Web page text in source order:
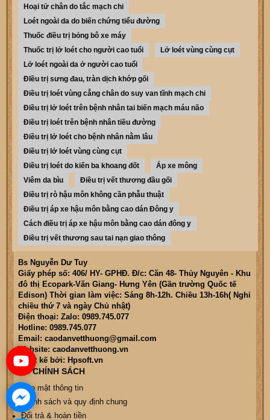
Hoại tử chân do tắc mạch chi
Loét ngoài da do biến chứng tiểu đường
Thuốc điều trị bỏng bô xe máy
Thuốc trị lở loét cho người cao tuổi
Lở loét vùng cùng cụt
Lở loét ngoài da ở người cao tuổi
ĐIều trị sưng đau, tràn dịch khớp gối
Điều trị loét vùng cẳng chân do suy van tĩnh mạch chi
Điều trị lở loét trên bệnh nhân tai biến mạch máu não
Điều trị loét trên bệnh nhân tiều đường
Điều trị lở loét cho bệnh nhân nằm lâu
Điều trị lở loét vùng cùng cụt
Điều trị loét do kiến ba khoang đốt
Áp xe mông
Viêm da bìu
Điều trị vết thương đầu gối
Điều trị rò hậu môn không cần phẫu thuật
Điều trị áp xe hậu môn bằng cao dán Đông y
Cách điều trị áp xe hậu môn bằng cao dán đông y
Điều trị vết thương sau tai nạn giao thông
Bs Nguyễn Dư Tuy
Giấy phép số: 406/ HY- GPHĐ. Đ/c: Căn 48- Thủy Nguyên - Khu
đô thị Ecopark-Văn Giang- Hưng Yên (Gần trường Quốc tế
Edison) Thời gian làm việc: Sáng 8h-12h. Chiều 13h-16h( Nghỉ
chiều thứ 7 và ngày Chủ nhật)
Điện thoại: Zalo: 0989.745.077
Hotline: 0989.745.077
Email: caodanvetthuong@gmail.com
Website: caodanvetthuong.vn
Thiết kế bởi: Hpsoft.vn
CÁC CHÍNH SÁCH
Bảo mật thông tin
Chính sách và quy định chung
Đổi trả & hoàn tiền